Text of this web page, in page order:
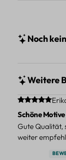
Noch
Weitere
Schöne Motive
Gute Qualität,
weiter